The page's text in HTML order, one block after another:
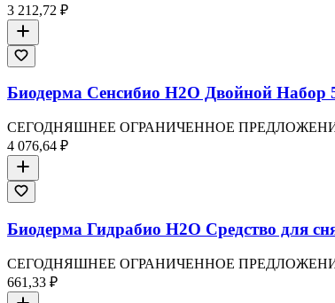
3 212,72 ₽
Биодерма Сенсибио H2O Двойной Набор
СЕГОДНЯШНЕЕ ОГРАНИЧЕННОЕ
4 076,64 ₽
Биодерма Гидрабио H2O Средство для
СЕГОДНЯШНЕЕ ОГРАНИЧЕННОЕ
661,33 ₽